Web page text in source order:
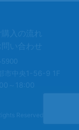
購入の流れ
問い合わせ
市中央1-56-9 1F
～18:00
Reserved.